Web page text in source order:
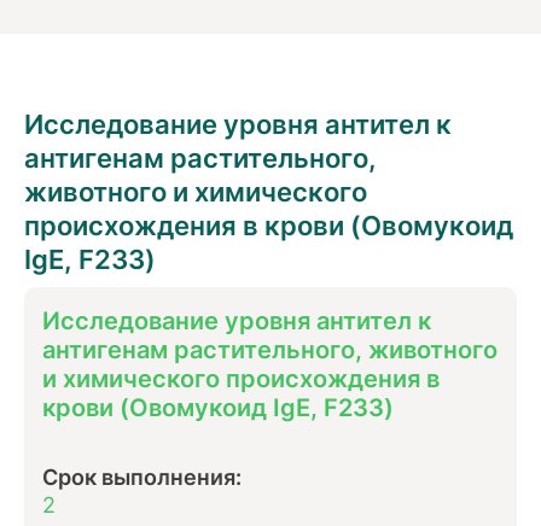
Исследование уровня антител к
антигенам растительного,
животного и химического
происхождения в крови (Овомукоид
IgE, F233)
Исследование уровня антител к
антигенам растительного, животного
и химического происхождения в
крови (Овомукоид IgE, F233)
Срок выполнения:
2